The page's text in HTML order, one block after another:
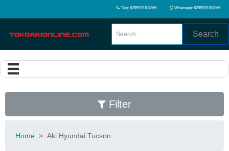
Telp: 6285939108866 Whatsapp: 6285939108866
Search
Filter
Home > Aki Hyundai Tucson